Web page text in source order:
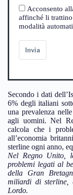
Acconsento
affinché li
modalità
Invia
Secondo i dati
6% degli italiani
una prevalenza
agli uomini. Nel
calcola che i
all’economia
sterline ogni anno,
Nel Regno Unito,
problemi legati al
della Gran
miliardi di sterline,
Lordo.